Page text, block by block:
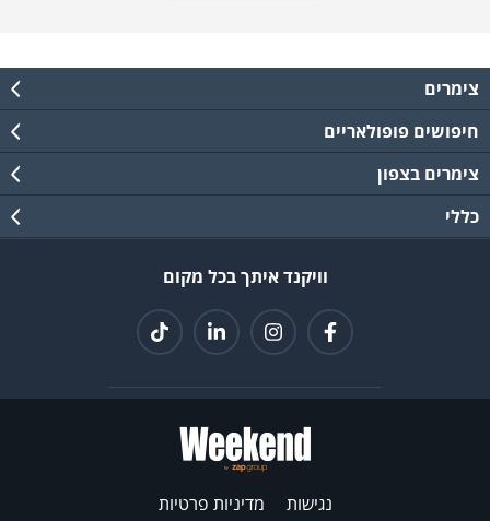
צימרים
חיפושים פופולאריים
צימרים בצפון
כללי
וויקנד איתך בכל מקום
נגישות מדיניות פרטיות